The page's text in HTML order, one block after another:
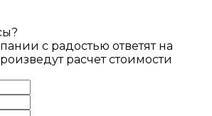
с радостью ответят на
расчет стоимости